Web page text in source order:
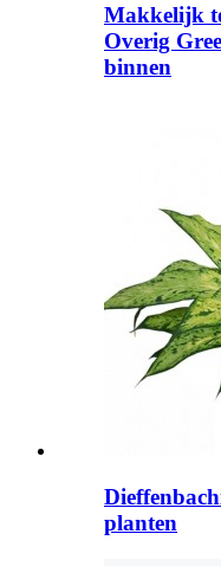
Makkelijk
Overig
binnen
planten